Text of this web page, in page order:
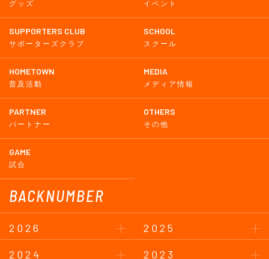
グッズ イベント
SUPPORTERS CLUB
サポーターズクラブ
SCHOOL
スクール
HOMETOWN
普及活動
MEDIA
メディア情報
PARTNER
パートナー
OTHERS
その他
GAME
試合
BACKNUMBER
2026
2025
2024
2023